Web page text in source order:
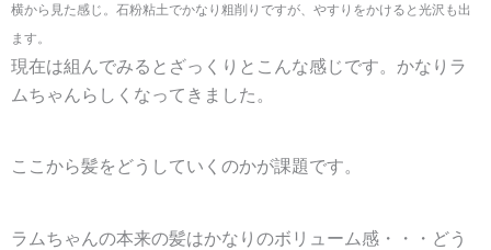
横から見た感じ。石粉粘土でかなり粗削りですが、やすりをかけると光沢も出
ます。
現在は組んでみるとざっくりとこんな感じです。かなりラ
ムちゃんらしくなってきました。
ここから髪をどうしていくのかが課題です。
ラムちゃんの本来の髪はかなりのボリューム感・・・どう